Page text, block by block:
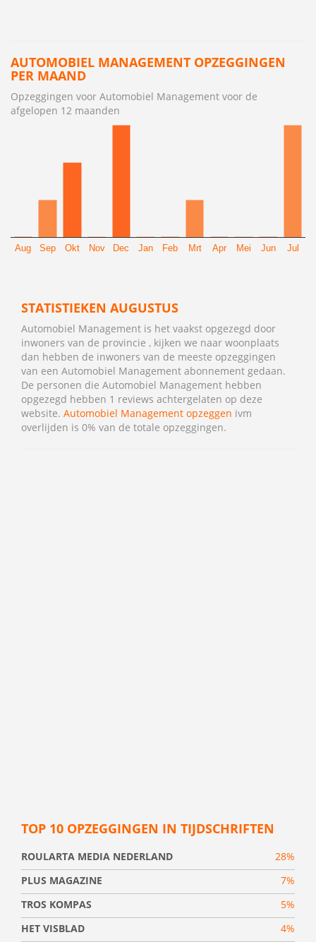
AUTOMOBIEL MANAGEMENT OPZEGGINGEN
PER MAAND
Opzeggingen voor Automobiel Management voor de
afgelopen 12 maanden
Aug Sep Okt Nov Dec Jan Feb Mrt Apr Mei Jun Jul
STATISTIEKEN AUGUSTUS
Automobiel Management is het vaakst opgezegd door
inwoners van de provincie , kijken we naar woonplaats
dan hebben de inwoners van de meeste opzeggingen
van een Automobiel Management abonnement gedaan.
De personen die Automobiel Management hebben
opgezegd hebben 1 reviews achtergelaten op deze
website. Automobiel Management opzeggen ivm
overlijden is 0% van de totale opzeggingen.
TOP 10 OPZEGGINGEN IN TIJDSCHRIFTEN
ROULARTA MEDIA NEDERLAND
28%
PLUS MAGAZINE
7%
TROS KOMPAS
5%
HET VISBLAD
4%